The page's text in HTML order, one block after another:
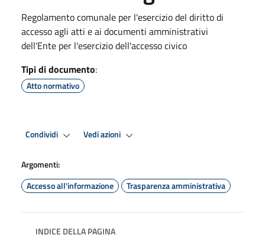
Regolamento comunale per l'esercizio del diritto di
accesso agli atti e ai documenti amministrativi
dell'Ente per l'esercizio dell'accesso civico
Tipi di documento:
Atto normativo
Condividi Vedi azioni
Argomenti:
Accesso all'informazione
Trasparenza amministrativa
INDICE DELLA PAGINA